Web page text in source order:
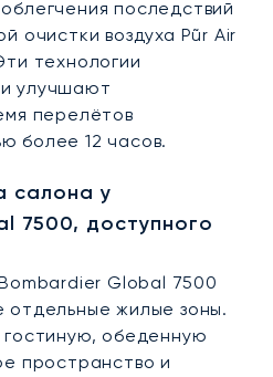
последствий
очистки воздуха Pũr Air
технологии
улучшают
перелётов
более 12 часов.
салона у
7500, доступного
Global 7500
отдельные жилые зоны.
обеденную
пространство и